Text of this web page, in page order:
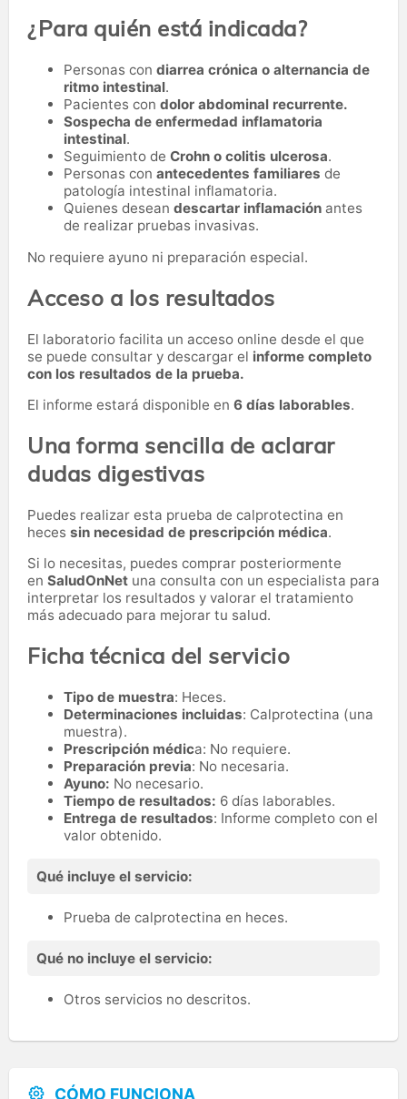
¿Para quién está indicada?
Personas con diarrea crónica o alternancia de
ritmo intestinal.
Pacientes con dolor abdominal recurrente.
Sospecha de enfermedad inflamatoria
intestinal.
Seguimiento de Crohn o colitis ulcerosa.
Personas con antecedentes familiares de
patología intestinal inflamatoria.
Quienes desean descartar inflamación antes
de realizar pruebas invasivas.
No requiere ayuno ni preparación especial.
Acceso a los resultados
El laboratorio facilita un acceso online desde el que
se puede consultar y descargar el informe completo
con los resultados de la prueba.
El informe estará disponible en 6 días laborables.
Una forma sencilla de aclarar
dudas digestivas
Puedes realizar esta prueba de calprotectina en
heces sin necesidad de prescripción médica.
Si lo necesitas, puedes comprar posteriormente
en SaludOnNet una consulta con un especialista para
interpretar los resultados y valorar el tratamiento
más adecuado para mejorar tu salud.
Ficha técnica del servicio
Tipo de muestra: Heces.
Determinaciones incluidas: Calprotectina (una
muestra).
Prescripción médica: No requiere.
Preparación previa: No necesaria.
Ayuno: No necesario.
Tiempo de resultados: 6 días laborables.
Entrega de resultados: Informe completo con el
valor obtenido.
Qué incluye el servicio:
Prueba de calprotectina en heces.
Qué no incluye el servicio:
Otros servicios no descritos.
CÓMO FUNCIONA